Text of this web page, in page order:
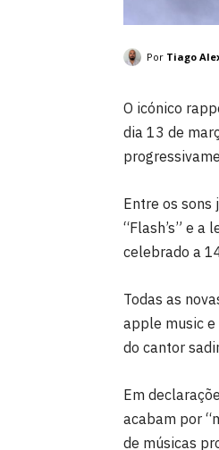
Por Tiago
O icónico
dia 13 de
Entre os sons
“Flash’s” e a
celebrado a
Todas as
apple music e
do cantor
Em
acabam por
de músicas